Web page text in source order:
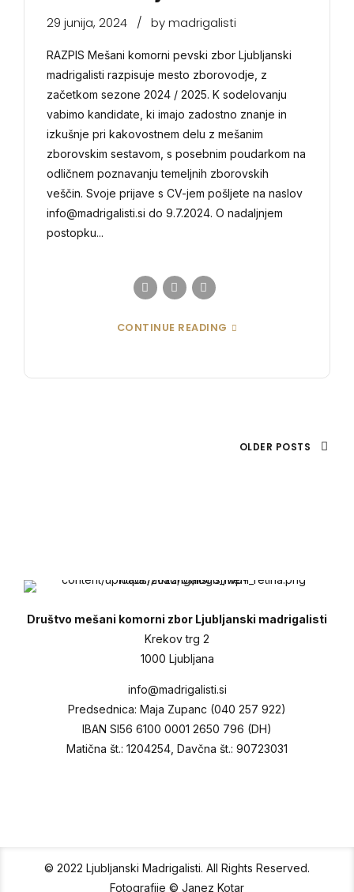
29 junija, 2024 by madrigalisti
RAZPIS Mešani komorni pevski zbor Ljubljanski
madrigalisti razpisuje mesto zborovodje, z
začetkom sezone 2024 / 2025. K sodelovanju
vabimo kandidate, ki imajo zadostno znanje in
izkušnje pri kakovostnem delu z mešanim
zborovskim sestavom, s posebnim poudarkom na
odličnem poznavanju temeljnih zborovskih
veščin. Svoje prijave s CV-jem pošljete na naslov
info@madrigalisti.si do 9.7.2024. O nadaljnjem
postopku...
CONTINUE READING
OLDER POSTS
Društvo mešani komorni zbor Ljubljanski madrigalisti
Krekov trg 2
1000 Ljubljana
info@madrigalisti.si
Predsednica: Maja Zupanc (040 257 922)
IBAN SI56 6100 0001 2650 796 (DH)
Matična št.: 1204254, Davčna št.: 90723031
© 2022 Ljubljanski Madrigalisti. All Rights Reserved.
Fotografije © Janez Kotar